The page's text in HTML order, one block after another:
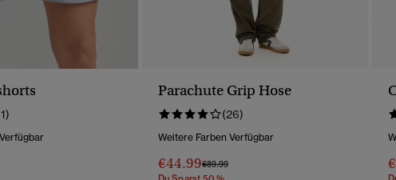
Parachute Grip Hose
(26)
Weitere Farben Verfügbar
€44.99Preis Wurde Reduziert Von
€89.99Bis